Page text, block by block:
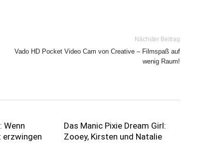
Nächster Beitrag
Vado HD Pocket Video Cam von Creative – Filmspaß auf
wenig Raum!
Wenn
erzwingen
Das Manic Pixie Dream Girl:
Zooey, Kirsten und Natalie